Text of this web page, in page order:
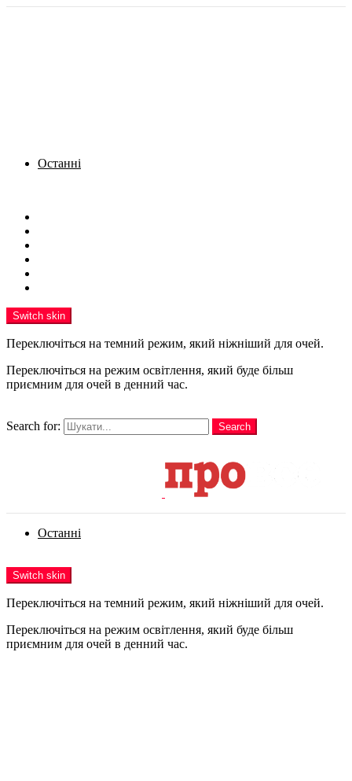
Останні
Switch skin
Переключіться на темний режим, який ніжніший для очей.
Переключіться на режим освітлення, який буде більш
приємним для очей в денний час.
Search for:
Search
Останні
Switch skin
Переключіться на темний режим, який ніжніший для очей.
Переключіться на режим освітлення, який буде більш
приємним для очей в денний час.